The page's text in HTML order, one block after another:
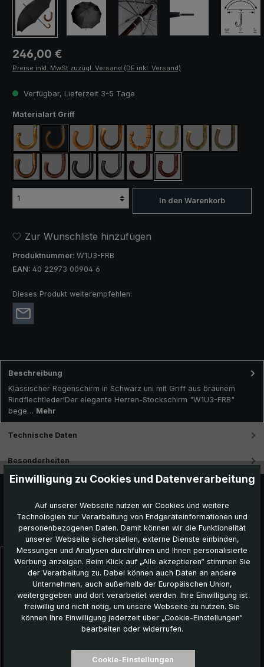
Regulärer Preis:
246,00 €
Preise inkl. MwSt zuzügl. Versand (DE inkl. Versand)
Verfügbar, Lieferzeit 3-5 Tage
Materialart Griffauswählen
Ahorn Akazie
(Diese Option ist zurzeit nicht verfügbar.)
Malakka Kastanie PerlbambusEsche naturEsche lackiert
Hasel
SilberhaselWeichselkirsche
RindlederRindflechtleder schwarz
Rindflechtleder dunkelbraun
Rindflechtleder braun
In den Warenkorb
Zur Wunschliste hinzufügen
Produktnummer: W1U3-FRB
EAN: 40 22973 00904 6
Dieses Produkt weiterempfehlen:
Beschreibung
Klassischer Regenschirm in Schwarz uni mit Griff aus braunem
Rindflechtleder!Der elegante Herren-Stockschirm "W1U3-FRB"
bege… Mehr
Technische Daten
Besonderheiten
Produktgalerie überspringen
Das könnte Ihnen auch gefallen:
Einwilligung zu Cookies und Datenverarbeitung
Auf unserer Webseite nutzen wir Cookies und weitere
Technologien zur Verarbeitung von Endgeräteinformationen und
personenbezogenen Daten. Damit können wir die Funktionalität
unserer Webseite sicherstellen, externe Dienste einbinden,
Messungen und Analysen durchführen und Ihnen personalisierte
Werbung anzeigen. Beim Klick auf „Alle akzeptieren“ stimmen Sie
der Verarbeitung zu. Dabei können auch Daten an andere
Unternehmen, auch außerhalb der Europäischen Union,
weitergegeben und dort verarbeitet werden. Ihre Einwilligung ist
freiwillig und nicht nötig, um unsere Webseite zu nutzen. Sie
können Ihre Einwilligung jederzeit über „Cookie-Einstellungen“
bearbeiten oder widerrufen.
Cookie-Einstellungen